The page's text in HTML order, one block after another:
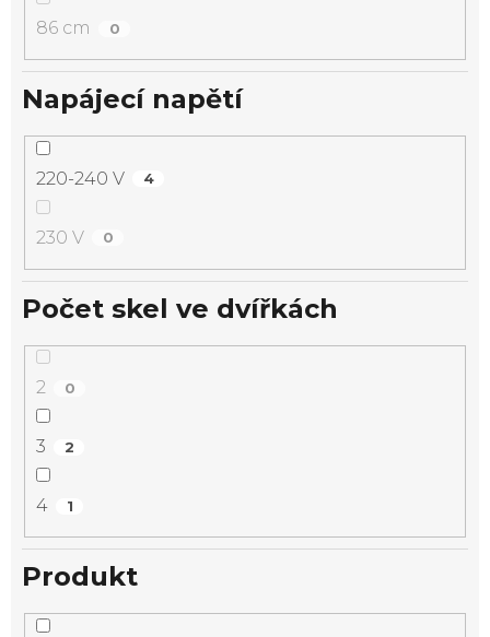
86 cm 0
Napájecí napětí
220-240 V 4
230 V 0
Počet skel ve dvířkách
2 0
3 2
4 1
Produkt